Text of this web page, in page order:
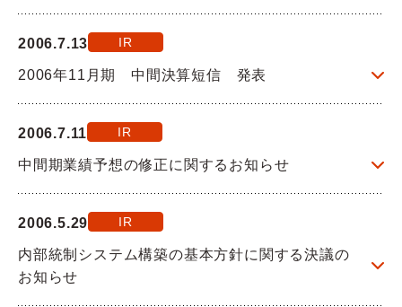
2006.7.13 IR
2006年11月期 中間決算短信 発表
2006.7.11 IR
中間期業績予想の修正に関するお知らせ
2006.5.29 IR
内部統制システム構築の基本方針に関する決議の
お知らせ